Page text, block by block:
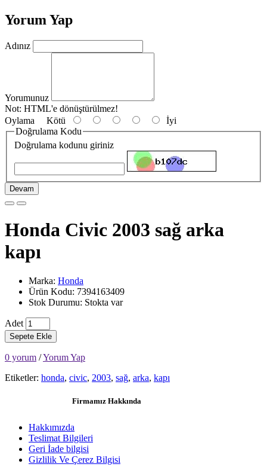
Yorum Yap
Adınız
Yorumunuz
Not: HTML'e dönüştürülmez!
Oylama Kötü
İyi
Doğrulama Kodu
Doğrulama kodunu giriniz
Devam
Honda Civic 2003 sağ arka
kapı
Marka: Honda
Ürün Kodu: 7394163409
Stok Durumu: Stokta var
Adet
Sepete Ekle
0 yorum /Yorum Yap
Etiketler: honda, civic, 2003, sağ, arka, kapı
Firmamız Hakkında
Hakkımızda
Teslimat Bilgileri
Geri İade bilgisi
Gizlilik Ve Çerez Bilgisi